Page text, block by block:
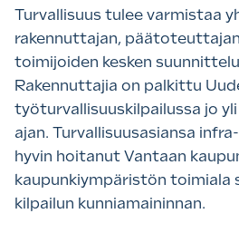
Turvallisuus tulee varmistaa
rakennuttajan,
toimijoiden kesken
Rakennuttajia on palkittu
työturvallisuuskilpailussa jo
ajan. Turvallisuusasiansa
hyvin hoitanut Vantaan
kaupunkiympäristön toimiala
kilpailun kunniamaininnan.